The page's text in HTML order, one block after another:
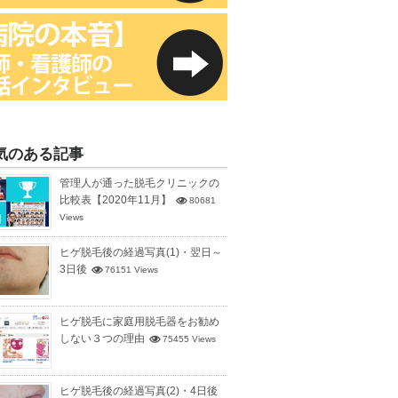
のある記事
管理人が通った脱毛クリニックの
比較表【2020年11月】
80681
Views
ヒゲ脱毛後の経過写真(1)・翌日～
3日後
76151 Views
ヒゲ脱毛に家庭用脱毛器をお勧め
しない３つの理由
75455 Views
ヒゲ脱毛後の経過写真(2)・4日後